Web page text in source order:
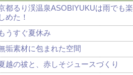
都るり渓温泉ASOBIYUKUは雨でも楽
めた！
うすぐ夏休み
垢素材に包まれた空間
越の祓と、赤しそジュースづくり